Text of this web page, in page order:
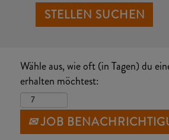
Wähle aus, wie oft (in Tagen) du
erhalten möchtest:
JOB